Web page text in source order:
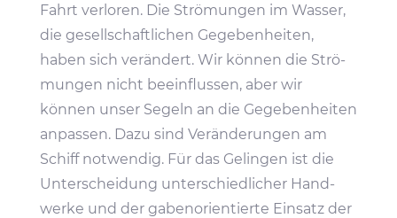
Fahrt verloren. Die Strö­mungen im Wasser,
die gesell­schaft­li­chen Gege­ben­heiten,
haben sich verän­dert. Wir können die Strö­
mungen nicht beein­flussen, aber wir
können unser Segeln an die Gege­ben­heiten
anpassen. Dazu sind Verän­de­rungen am
Schiff notwendig. Für das Gelingen ist die
Unter­schei­dung unter­schied­li­cher Hand­
werke und der gaben­ori­en­tierte Einsatz der